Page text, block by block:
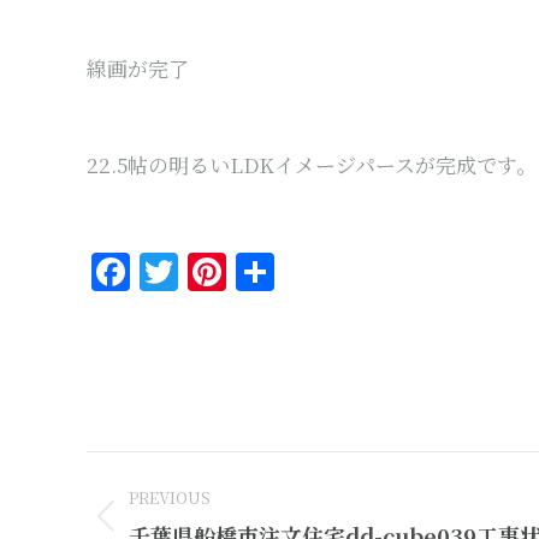
線画が完了
22.5帖の明るいLDKイメージパースが完成です。
Facebook
Twitter
Pinterest
navigation
PREVIOUS
Previous